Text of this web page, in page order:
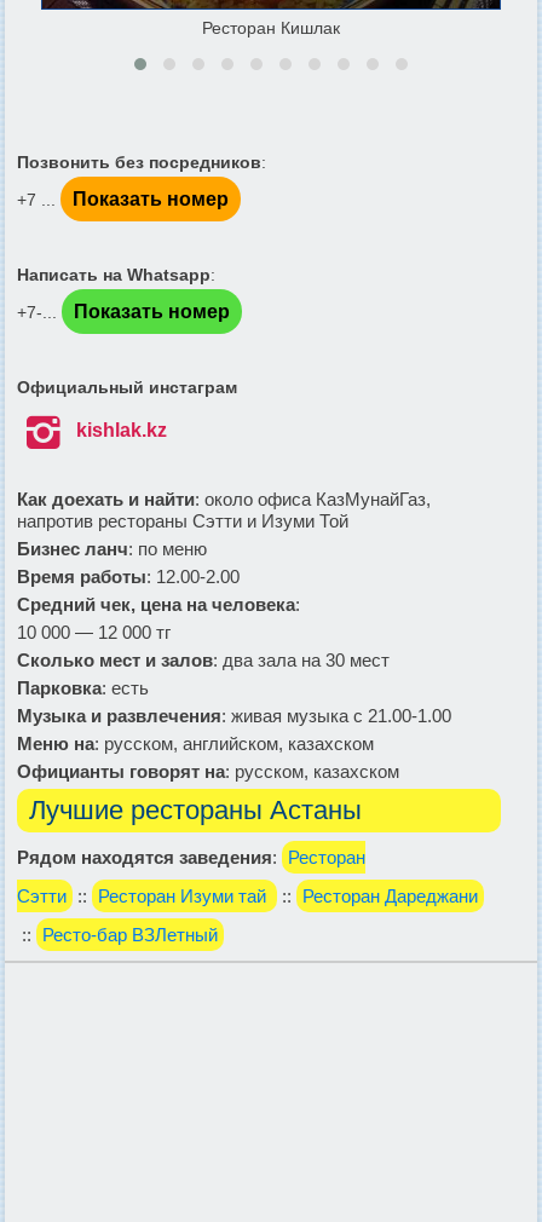
Ресторан Кишлак
Позвонить без посредников:
+7 ...
Показать номер
Написать на Whatsapp:
+7-...
Показать номер
Официальный инстаграм
 kishlak.kz
Как доехать и найти: около офиса КазМунайГаз,
напротив рестораны Сэтти и Изуми Той
Бизнес ланч: по меню
Время работы: 12.00-2.00
Средний чек, цена на человека:
10 000 — 12 000 тг
Сколько мест и залов: два зала на 30 мест
Парковка: есть
Музыка и развлечения: живая музыка с 21.00-1.00
Меню на: русском, английском, казахском
Официанты говорят на: русском, казахском
Лучшие рестораны Астаны
Рядом находятся заведения:
Ресторан
Сэтти :: Ресторан Изуми тай ::
Ресторан Дареджани
::
Ресто-бар ВЗЛетный